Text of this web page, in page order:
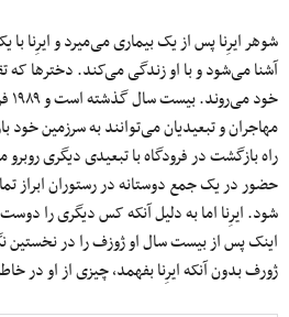
شوهر ایرِنا پس از یک بیماری می‌میرد و ایرِنا
آشنا می‌شود و با او زندگی می‌کند. دخترها که
مهاجران و تبعیدیان می‌توانند به سرزمین خود
راه بازگشت در فرودگاه با تبعیدی دیگری
حضور در یک جمع دوستانه در رستوران ابراز
شود. ایرِنا اما به دلیل آنکه کس دیگری را
اینک پس از بیست سال او ژوزف را در نخستین
ژورف بدون آنکه ایرِنا بفهمد، چیزی از او در